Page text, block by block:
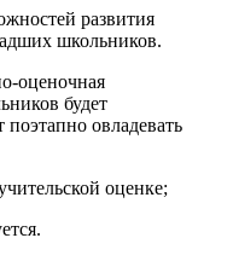
развития
школьников.
оценочная
будет
овладевать
оценке;